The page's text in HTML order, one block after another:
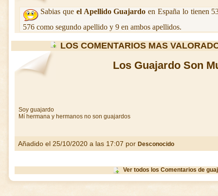
Sabias que el Apellido Guajardo en España lo tienen
576 como segundo apellido y 9 en ambos apellidos.
LOS COMENTARIOS MAS
Los Guajardo Son
Soy guajardo
Mí hermana y hermanos no son guajardos
Añadido el 25/10/2020 a las 17:07 por Desconocido
Ver todos los Comentarios de